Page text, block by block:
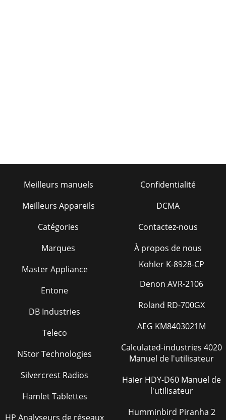
Meilleurs manuels
Meilleurs Appareils
Catégories
Marques
Confidentialité
DCMA
Contactez-nous
À propos de nous
Master Appliance
Entone
DB Industries
Teleco
NStor Technologies
Silvercrest Radios
Hamlet Tablettes
HP Analyseurs de réseaux
Kohler K-8928-CP
Denon AVR-2106
Roland RD-700GX
AEG KM8403021M
Calculated-industries 4020
Manuel de l'utilisateur
Haier HDY-D60 Manuel de
l'utilisateur
Humminbird Piranha 2